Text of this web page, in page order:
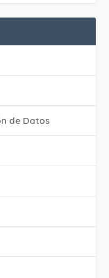
de Datos